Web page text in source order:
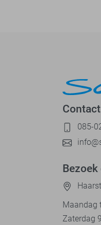
Contact
085-
Bezoek
Maandag
Zaterdag